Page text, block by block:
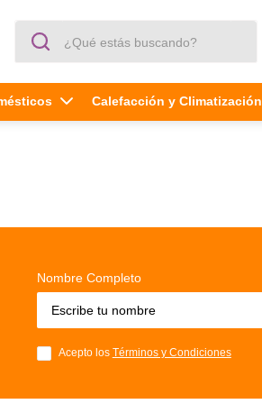
Calefacción y Climatización
Nombre Completo
Acepto los Términos y Condiciones